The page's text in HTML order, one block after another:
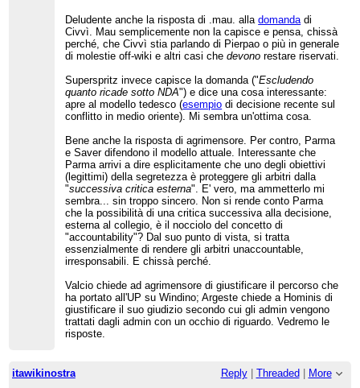
Deludente anche la risposta di .mau. alladomandadi
Civvì. Mau semplicemente non la capisce e pensa, chissà
perché, che Civvì stia parlando di Pierpao o più in generale
di molestie off-wiki e altri casi chedevono restare riservati.
Superspritz invece capisce la domanda ("Escludendo
quanto ricade sotto NDA") e dice una cosa interessante:
apre al modello tedesco (esempio di decisione recente sul
conflitto in medio oriente). Mi sembra un'ottima cosa.
Bene anche la risposta di agrimensore. Per contro, Parma
e Saver difendono il modello attuale. Interessante che
Parma arrivi a dire esplicitamente che uno degli obiettivi
(legittimi) della segretezza è proteggere gli arbitri dalla
"successiva critica esterna". E' vero, ma ammetterlo mi
sembra... sin troppo sincero. Non si rende conto Parma
che la possibilità di una critica successiva alla decisione,
esterna al collegio, è il nocciolo del concetto di
"accountability"? Dal suo punto di vista, si tratta
essenzialmente di rendere gli arbitri unaccountable,
irresponsabili. E chissà perché.
Valcio chiede ad agrimensore di giustificare il percorso che
ha portato all'UP su Windino; Argeste chiede a Hominis di
giustificare il suo giudizio secondo cui gli admin vengono
trattati dagli admin con un occhio di riguardo. Vedremo le
risposte.
itawikinostra Reply| Threaded | More